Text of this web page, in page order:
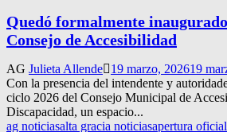
Quedó formalmente
Consejo de Accesibilidad
AG Julieta Allende 19 marzo, 202619
Con la presencia del intendente y
ciclo 2026 del Consejo Municipal de
Discapacidad, un espacio...
ag noticiasalta gracia noticiasapertura oficial